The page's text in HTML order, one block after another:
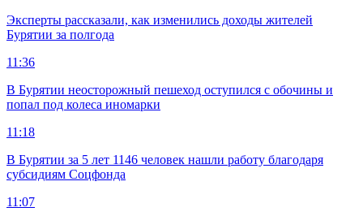
Эксперты рассказали, как изменились доходы жителей
Бурятии за полгода
11:36
В Бурятии неосторожный пешеход оступился с обочины и
попал под колеса иномарки
11:18
В Бурятии за 5 лет 1146 человек нашли работу благодаря
субсидиям Соцфонда
11:07